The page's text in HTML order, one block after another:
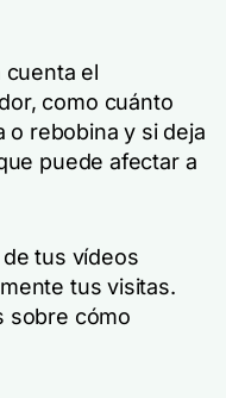
cuenta el
como cuánto
o rebobina y si deja
puede afectar a
tus vídeos
tus visitas.
sobre cómo